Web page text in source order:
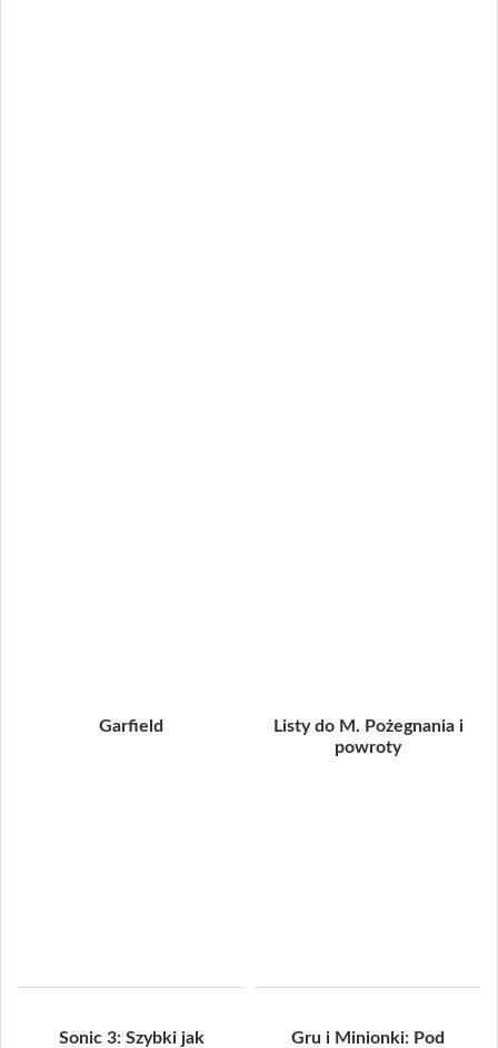
Garfield
Listy do M. Pożegnania i
powroty
Sonic 3: Szybki jak Gru i Minionki: Pod